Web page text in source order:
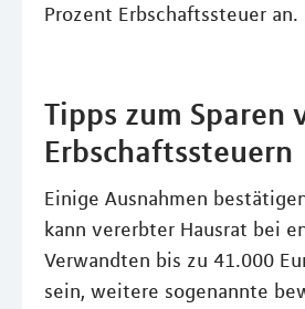
Prozent Erbschaftssteuer an.
Tipps zum Sparen
Erbschaftssteuern
Einige Ausnahmen
kann vererbter Hausrat bei
Verwandten bis zu 41.000
sein, weitere sogenannte